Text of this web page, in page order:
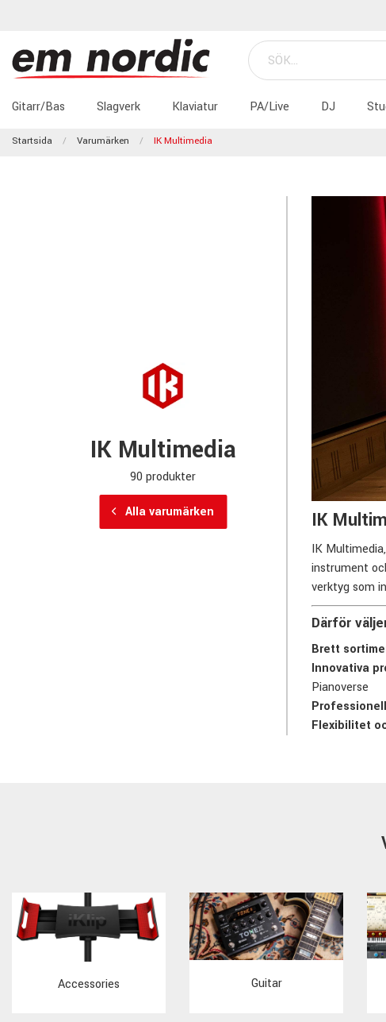
Gitarr/Bas Slagverk Klaviatur PA/Live DJ
Startsida Varumärken IK Multimedia
IK Multimedia
90 produkter
Alla varumärken IK
IK
instrument
verktyg som
Därför
Brett
Innovativa
Pianoverse
Flexibilitet
Accessories Guitar